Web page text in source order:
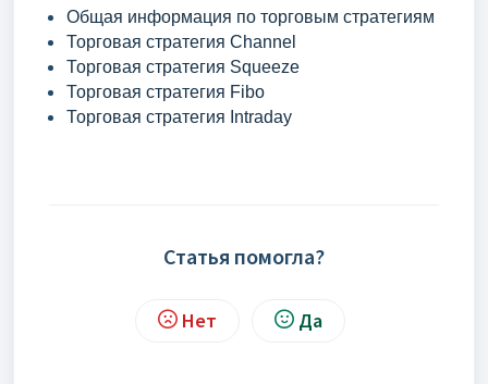
Общая информация по торговым стратегиям
Торговая стратегия Channel
Торговая стратегия Squeeze
Торговая стратегия Fibo
Торговая стратегия Intraday
Статья помогла?
Нет Да